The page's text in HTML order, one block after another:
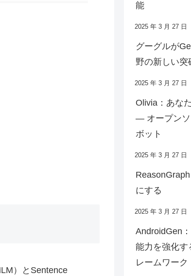
）とSentence
能
2025 年 3 月 27 日
グーグルが
野の新しい突
2025 年 3 月 27 日
Olivia：あな
— オープンソ
ボット
2025 年 3 月 27 日
にする
2025 年 3 月 27 日
AndroidGen
能力を強化す
レームワーク